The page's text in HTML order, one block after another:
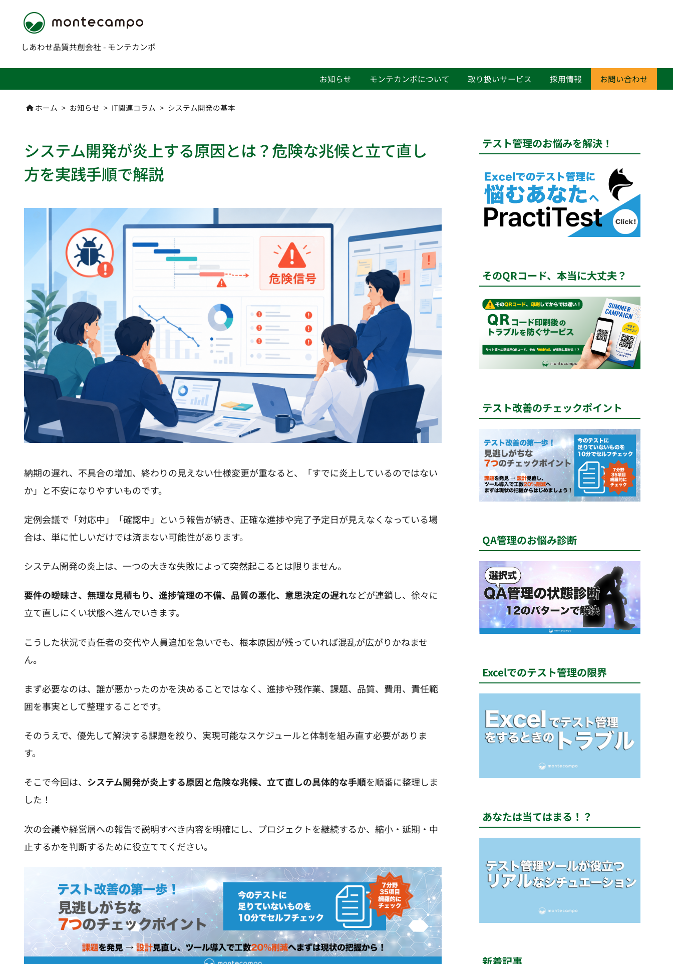
しあわせ品質共創会社 - モンテカンポ
お知らせ モンテカンポについて 取り扱いサービス 採用情報 お問い合わせ
 ホーム > お知らせ > IT関連コラム > システム開発の基本
システム開発が炎上する原因とは？危険な兆候と立て直し
方を実践手順で解説
納期の遅れ、不具合の増加、終わりの見えない仕様変更が重なると、「すでに炎上しているのではない
か」と不安になりやすいものです。
定例会議で「対応中」「確認中」という報告が続き、正確な進捗や完了予定日が見えなくなっている場
合は、単に忙しいだけでは済まない可能性があります。
システム開発の炎上は、一つの大きな失敗によって突然起こるとは限りません。
要件の曖昧さ、無理な見積もり、進捗管理の不備、品質の悪化、意思決定の遅れなどが連鎖し、徐々に
立て直しにくい状態へ進んでいきます。
こうした状況で責任者の交代や人員追加を急いでも、根本原因が残っていれば混乱が広がりかねませ
ん。
まず必要なのは、誰が悪かったのかを決めることではなく、進捗や残作業、課題、品質、費用、責任範
囲を事実として整理することです。
そのうえで、優先して解決する課題を絞り、実現可能なスケジュールと体制を組み直す必要がありま
す。
そこで今回は、 システム開発が炎上する原因と危険な兆候、立て直しの具体的な手順を順番に整理しま
した！
次の会議や経営層への報告で説明すべき内容を明確にし、プロジェクトを継続するか、縮小・延期・中
止するかを判断するために役立ててください。
テスト管理のお悩みを解決！
そのQRコード、本当に大丈夫？
テスト改善のチェックポイント
QA管理のお悩み診断
Excelでのテスト管理の限界
あなたは当てはまる！？